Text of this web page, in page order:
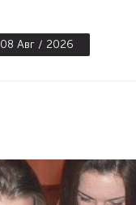
08 Авг / 2026